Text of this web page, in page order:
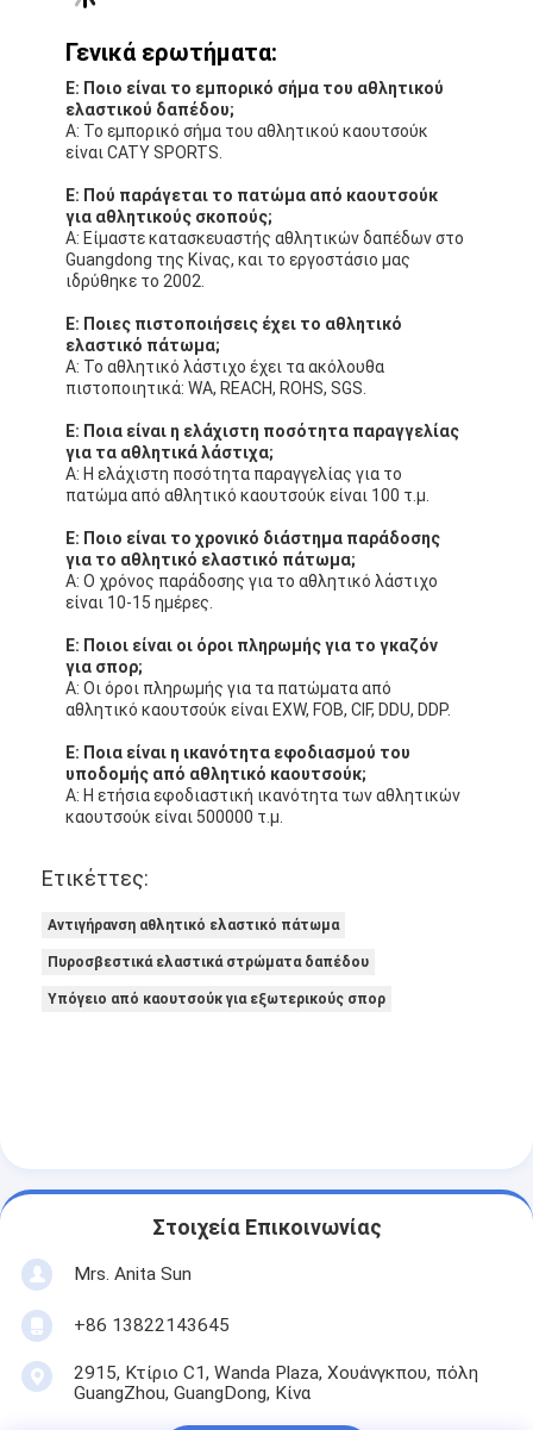
Γενικά ερωτήματα:
Ε: Ποιο είναι το εμπορικό σήμα του αθλητικού
ελαστικού δαπέδου;
είναι CATY SPORTS.
Ε: Πού παράγεται το πατώμα από καουτσούκ
για αθλητικούς σκοπούς;
Guangdong της Κίνας, και το εργοστάσιο μας
ιδρύθηκε το 2002.
Ε: Ποιες πιστοποιήσεις έχει το αθλητικό
Α: Το αθλητικό λάστιχο έχει τα ακόλουθα
πιστοποιητικά: WA, REACH, ROHS, SGS.
Ε: Ποια είναι η ελάχιστη ποσότητα παραγγελίας
Α: Η ελάχιστη ποσότητα παραγγελίας για το
πατώμα από αθλητικό καουτσούκ είναι 100 τ.μ.
Ε: Ποιο είναι το χρονικό διάστημα παράδοσης
Α: Ο χρόνος παράδοσης για το αθλητικό λάστιχο
είναι 10-15 ημέρες.
Ε: Ποιοι είναι οι όροι πληρωμής για το γκαζόν
Α: Οι όροι πληρωμής για τα πατώματα από
αθλητικό καουτσούκ είναι EXW, FOB, CIF, DDU, DDP.
Ε: Ποια είναι η ικανότητα εφοδιασμού του
υποδομής από αθλητικό καουτσούκ;
Α: Η ετήσια εφοδιαστική ικανότητα των αθλητικών
καουτσούκ είναι 500000 τ.μ.
Στοιχεία Επικοινωνίας